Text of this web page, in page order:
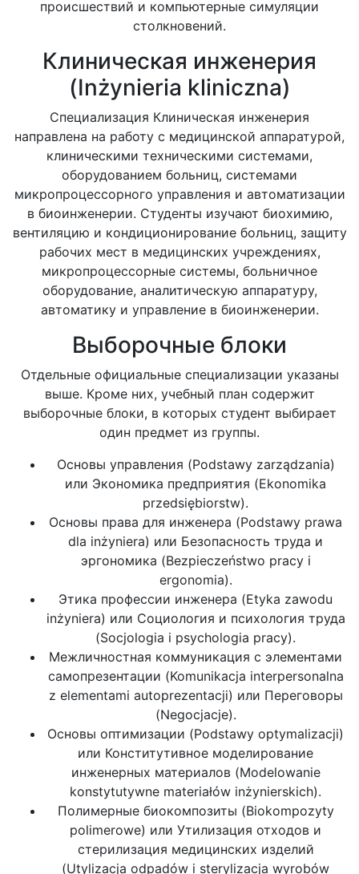
происшествий и компьютерные симуляции
столкновений.
Клиническая инженерия
(Inżynieria kliniczna)
Специализация Клиническая инженерия
направлена на работу с медицинской аппаратурой,
клиническими техническими системами,
оборудованием больниц, системами
микропроцессорного управления и автоматизации
в биоинженерии. Студенты изучают биохимию,
вентиляцию и кондиционирование больниц, защиту
рабочих мест в медицинских учреждениях,
микропроцессорные системы, больничное
оборудование, аналитическую аппаратуру,
автоматику и управление в биоинженерии.
Выборочные блоки
Отдельные официальные специализации указаны
выше. Кроме них, учебный план содержит
выборочные блоки, в которых студент выбирает
один предмет из группы.
Основы управления (Podstawy zarządzania)
или Экономика предприятия (Ekonomika
przedsiębiorstw).
Основы права для инженера (Podstawy prawa
dla inżyniera) или Безопасность труда и
эргономика (Bezpieczeństwo pracy i
ergonomia).
Этика профессии инженера (Etyka zawodu
inżyniera) или Социология и психология труда
(Socjologia i psychologia pracy).
Межличностная коммуникация с элементами
самопрезентации (Komunikacja interpersonalna
z elementami autoprezentacji) или Переговоры
(Negocjacje).
Основы оптимизации (Podstawy optymalizacji)
или Конститутивное моделирование
инженерных материалов (Modelowanie
konstytutywne materiałów inżynierskich).
Полимерные биокомпозиты (Biokompozyty
polimerowe) или Утилизация отходов и
стерилизация медицинских изделий
(Utylizacja odpadów i sterylizacja wyrobów